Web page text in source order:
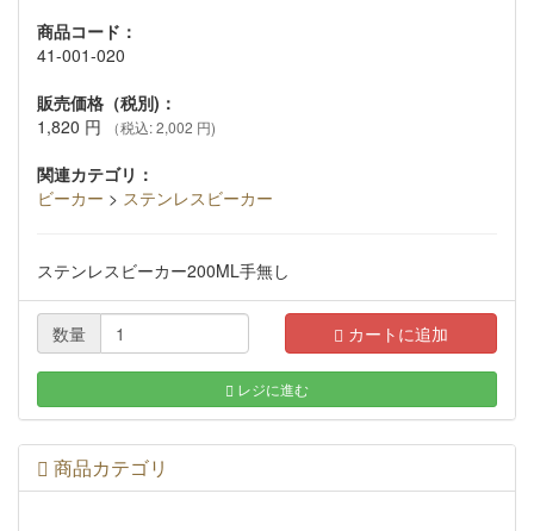
商品コード：
41-001-020
販売価格（税別)：
1,820 円 （税込: 2,002 円)
関連カテゴリ：
ビーカー > ステンレスビーカー
ステンレスビーカー200ML手無し
数量 カートに追加
レジに進む
商品カテゴリ